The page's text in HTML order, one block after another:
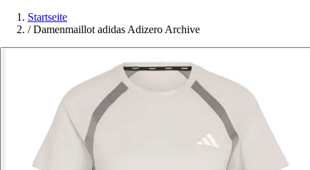
Startseite
/ Damenmaillot adidas Adizero Archive